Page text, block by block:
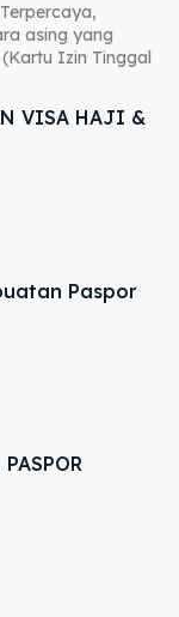
asing yang
Izin Tinggal
VISA HAJI &
Paspor